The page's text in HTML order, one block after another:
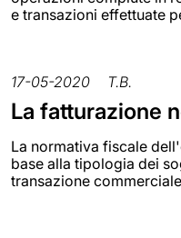
e transazioni effettuate
17-05-2020 T.B.
La fatturazione
La normativa fiscale
base alla tipologia dei
transazione commerciale